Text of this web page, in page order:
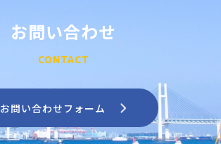
お問い合わせ
CONTACT
お問い合わせフォーム